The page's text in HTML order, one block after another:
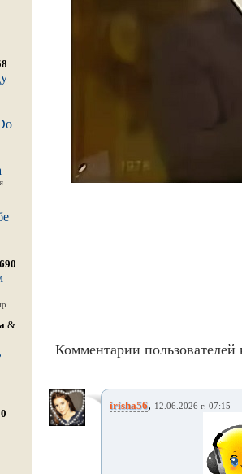
&
Комментарии пользователей
irisha56, 12.06.2026 г. 07:15